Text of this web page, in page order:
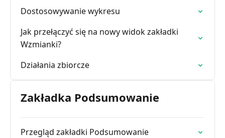
Dostosowywanie wykresu
Jak przełączyć się na nowy widok zakładki
Wzmianki?
Działania zbiorcze
Zakładka Podsumowanie
Przegląd zakładki Podsumowanie